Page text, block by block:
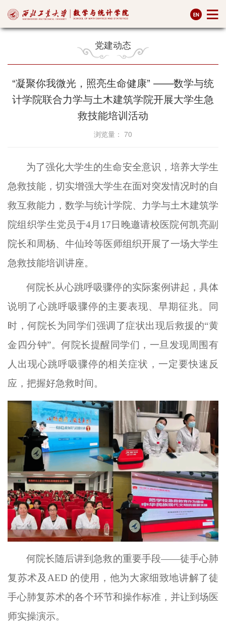
党建动态
“凝聚你我微光，照亮生命健康” ——数学与统
计学院联合力学与土木建筑学院开展大学生急
救技能培训活动
浏览量： 70
为了强化大学生的生命安全意识，培养大学生
急救技能，切实增强大学生在面对突发情况时的自
救互救能力，数学与统计学院、力学与土木建筑学
院组织学生党员于4月17日晚邀请校医院何凯亮副
院长和周杨、牛仙玲等医师组织开展了一场大学生
急救技能培训讲座。
何院长从心跳呼吸骤停的实际案例讲起，具体
说明了心跳呼吸骤停的主要表现、早期征兆。同
时，何院长为同学们强调了症状出现后救援的“黄
金四分钟”。何院长提醒同学们，一旦发现周围有
人出现心跳呼吸骤停的相关症状，一定要快速反
应，把握好急救时间。
何院长随后讲到急救的重要手段——徒手心肺
复苏术及AED 的使用，他为大家细致地讲解了徒
手心肺复苏术的各个环节和操作标准，并让到场医
师实操演示。